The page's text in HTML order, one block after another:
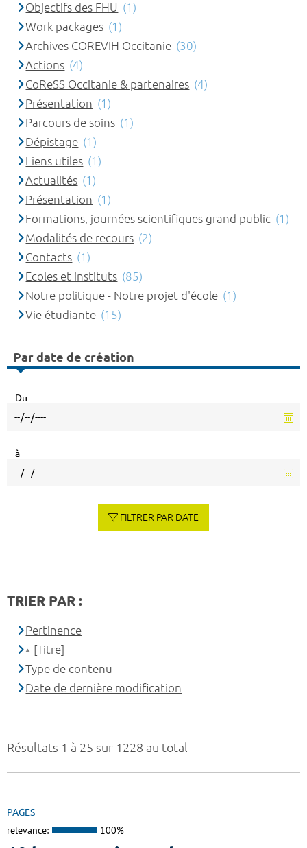
Résultats 1 à 25 sur 1228 au total
PAGES
relevance: 100%
Objectifs des FHU (1)
Work packages (1)
Archives COREVIH Occitanie (30)
Actions (4)
CoReSS Occitanie & partenaires (4)
Présentation (1)
Parcours de soins (1)
Dépistage (1)
Liens utiles (1)
Actualités (1)
Présentation (1)
Formations, journées scientifiques grand public (1)
Modalités de recours (2)
Contacts (1)
Ecoles et instituts (85)
Notre politique - Notre projet d'école (1)
Vie étudiante (15)
Par date de création
Du
à
FILTRER PAR DATE
TRIER PAR :
Pertinence
[Titre]
Type de contenu
Date de dernière modification